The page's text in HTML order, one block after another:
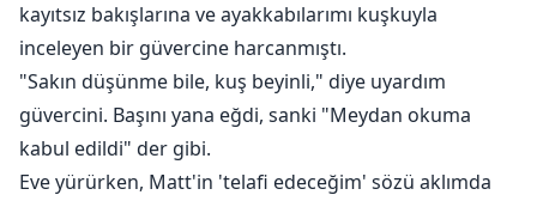
kayıtsız bakışlarına ve ayakkabılarımı kuşkuyla
inceleyen bir güvercine harcanmıştı.
"Sakın düşünme bile, kuş beyinli," diye uyardım
güvercini. Başını yana eğdi, sanki "Meydan okuma
kabul edildi" der gibi.
Eve yürürken, Matt'in 'telafi edeceğim' sözü aklımda